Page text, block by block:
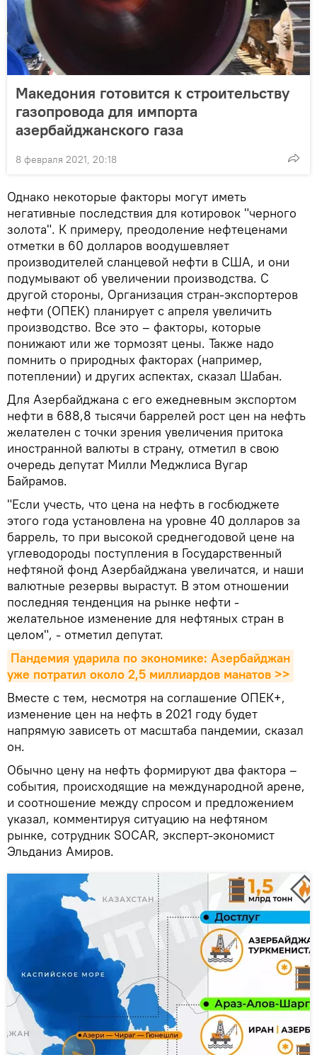
Македония готовится к строительству
газопровода для импорта
азербайджанского газа
8 февраля 2021, 20:18
Однако некоторые факторы могут иметь
негативные последствия для котировок "черного
золота". К примеру, преодоление нефтеценами
отметки в 60 долларов воодушевляет
производителей сланцевой нефти в США, и они
подумывают об увеличении производства. С
другой стороны, Организация стран-экспортеров
нефти (ОПЕК) планирует с апреля увеличить
производство. Все это – факторы, которые
понижают или же тормозят цены. Также надо
помнить о природных факторах (например,
потеплении) и других аспектах, сказал Шабан.
Для Азербайджана с его ежедневным экспортом
нефти в 688,8 тысячи баррелей рост цен на нефть
желателен с точки зрения увеличения притока
иностранной валюты в страну, отметил в свою
очередь депутат Милли Меджлиса Вугар
Байрамов.
"Если учесть, что цена на нефть в госбюджете
этого года установлена на уровне 40 долларов за
баррель, то при высокой среднегодовой цене на
углеводороды поступления в Государственный
нефтяной фонд Азербайджана увеличатся, и наши
валютные резервы вырастут. В этом отношении
последняя тенденция на рынке нефти -
желательное изменение для нефтяных стран в
целом", - отметил депутат.
Пандемия ударила по экономике: Азербайджан
уже потратил около 2,5 миллиардов манатов >>
Вместе с тем, несмотря на соглашение ОПЕК+,
изменение цен на нефть в 2021 году будет
напрямую зависеть от масштаба пандемии, сказал
он.
Обычно цену на нефть формируют два фактора –
события, происходящие на международной арене,
и соотношение между спросом и предложением
указал, комментируя ситуацию на нефтяном
рынке, сотрудник SOCAR, эксперт-экономист
Эльданиз Амиров.